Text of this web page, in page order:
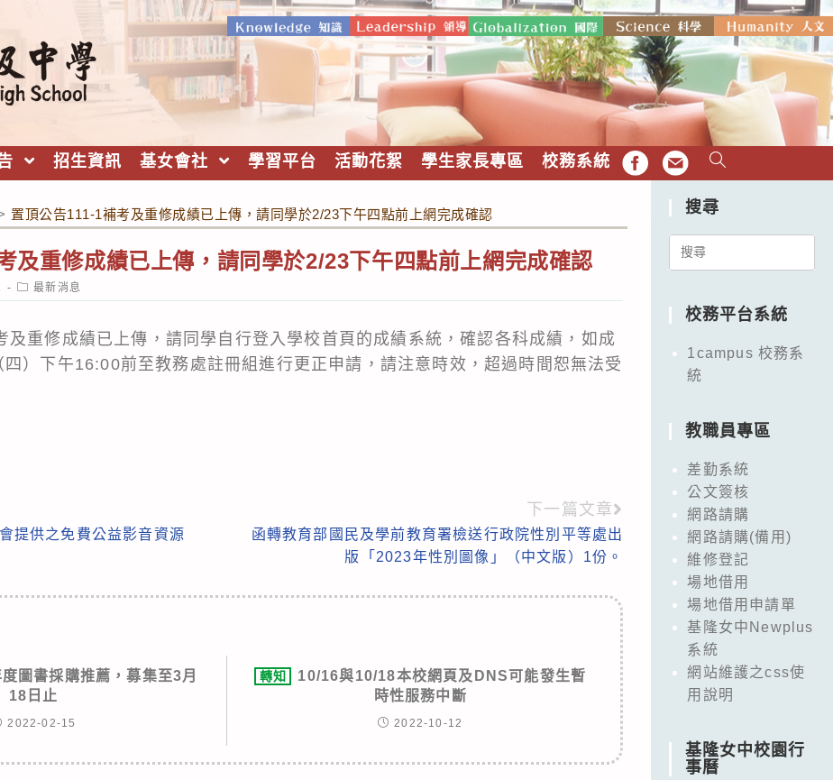
招生資訊 基女會社 學習平台 活動花絮 學生家長專區 校務系統 FB EMAIL
置頂公告111-1補考及重修成績已上傳，請同學於2/23下午四點前上網完成確認
及重修成績已上傳，請同學於2/23下午四點前上網完成確認
Post
category:
最新消息
及重修成績已上傳，請同學自行登入學校首頁的成績系統，確認各科成績，如成
）下午16:00前至教務處註冊組進行更正申請，請注意時效，超過時間恕無法受
提供之免費公益影音資源
下一篇文章
函轉教育部國民及學前教育署檢送行政院性別平等處出
版「2023年性別圖像」（中文版）1份。
圖書採購推薦，募集至3月
18日止
2022-02-15
轉知
10/16與10/18本校網頁及DNS可能發生暫
時性服務中斷
2022-10-12
搜尋
Search
校務平台系統
1campus 校務系
統
教職員專區
差勤系統
公文簽核
網路請購
網路請購(備用)
維修登記
場地借用
場地借用申請單
基隆女中Newplus
系統
網站維護之css使
用說明
基隆女中校園行
事曆